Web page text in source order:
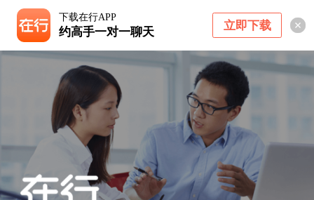
下载在行APP
约高手一对一聊天 立即下载